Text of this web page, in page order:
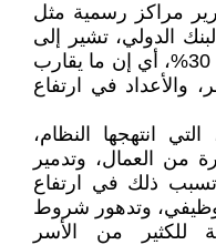
مراكز رسمية مثل
الدولي، تشير إلى
أن نسبة الفقر في إيران قد بلغت 30%، أي إن ما يقارب
والأعداد في ارتفاع
انتهجها النظام،
من العمال، وتدمير
تسبب ذلك في ارتفاع
وتدهور شروط
للكثير من الأسر